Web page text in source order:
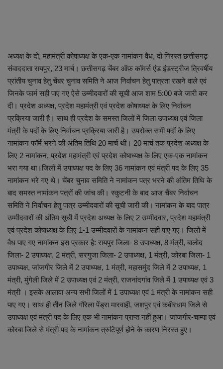
अध्यक्ष के दो, महामंत्री कोषाध्यक्ष के एक-एक नामांकन वैध, दो निरस्त छत्तीसगढ़
संवाददाता रायपुर, 23 मार्च। छत्तीसगढ़ चेंबर ऑफ़ कॉमर्स एंड इंडस्ट्रीज त्रिवर्षीय
प्रांतीय चुनाव हेतु चेंबर चुनाव समिति ने आज निर्वाचन हेतु पात्रता रखने वाले एवं
जिनके फार्म सही पाए गए ऐसे उम्मीदवारों की सूची आज शाम 5:00 बजे जारी कर
दी। प्रदेश अध्यक्ष, प्रदेश महामंत्री एवं प्रदेश कोषाध्यक्ष के लिए निर्वाचन
प्रक्रिया जारी है। साथ ही प्रदेश के समस्त जिलों में जिला उपाध्यक्ष एवं जिला
मंत्री के पदों के लिए निर्वाचन प्रक्रिया जारी है। उपरोक्त सभी पदों के लिए
नामांकन फॉर्म भरने की अंतिम तिथि 20 मार्च थी। 20 मार्च तक प्रदेश अध्यक्ष के
लिए 2 नामांकन, प्रदेश महामंत्री एवं प्रदेश कोषाध्यक्ष के लिए एक-एक नामांकन
भरा गया था।जिलों में उपाध्यक्ष पद के लिए 36 नामांकन एवं मंत्री पद के लिए 35
नामांकन भरे गए थे। चेंबर चुनाव समिति ने नामांकन पत्र भरने की अंतिम तिथि के
बाद समस्त नामांकन पत्रों की जांच की। स्कुटनी के बाद आज चैंबर निर्वाचन
समिति ने निर्वाचन हेतु पात्र उम्मीदवारों की सूची जारी की। नामांकन के बाद पात्र
उम्मीदवारों की अंतिम सूची में प्रदेश अध्यक्ष के लिए 2 उम्मीदवार, प्रदेश महामंत्री
एवं प्रदेश कोषाध्यक्ष के लिए 1-1 उम्मीदवारों के नामांकन सही पाए गए। जिलों में
वैध पाए गए नामांकन इस प्रकार है: रायपुर जिला- 8 उपाध्यक्ष, 8 मंत्री, बालोद
जिला- 2 उपाध्यक्ष, 2 मंत्री, सरगुजा जिला- 2 उपाध्यक्ष, 1 मंत्री, कोरबा जिला- 1
उपाध्यक्ष, जांजगीर जिले में 2 उपाध्यक्ष, 1 मंत्री, महासमुंद जिले में 2 उपाध्यक्ष, 1
मंत्री, मुंगेली जिले में 2 उपाध्यक्ष एवं 2 मंत्री, राजनांदगांव जिले में 1 उपाध्यक्ष एवं 3
मंत्री । इसके आलावा अन्य सभी जिलों में 1 उपाध्यक्ष एवं 1 मंत्री के नामांकन सही
पाए गए। साथ ही तीन जिले गौरेला पेंड्रा मारवाही, जशपुर एवं कबीरधाम जिले से
उपाध्यक्ष एवं मंत्री पद के लिए एक भी नामांकन प्राप्त नहीं हुआ। जांजगीर-चाम्पा एवं
कोरबा जिले से मंत्री पद के नामांकन त्रुटिपूर्ण होने के कारण निरस्त हुए।